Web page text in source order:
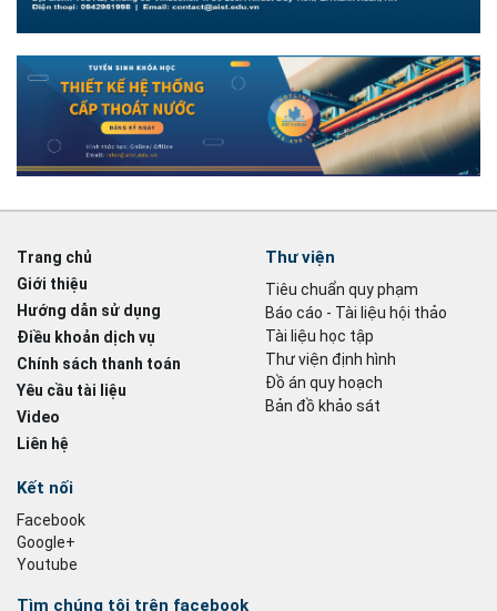
Trang chủ
Giới thiệu
Hướng dẫn sử dụng
Điều khoản dịch vụ
Chính sách thanh toán
Yêu cầu tài liệu
Video
Liên hệ
Thư viện
Tiêu chuẩn quy phạm
Báo cáo - Tài liệu hội thảo
Tài liệu học tập
Thư viện định hình
Đồ án quy hoạch
Bản đồ khảo sát
Kết nối
Facebook
Google+
Youtube
Tìm chúng tôi trên facebook